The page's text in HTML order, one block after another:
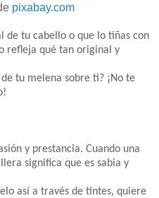
pixabay.com
de tu cabello o que lo tiñas con
refleja qué tan original y
tu melena sobre ti? ¡No te
y prestancia. Cuando una
significa que es sabia y
así a través de tintes, quiere